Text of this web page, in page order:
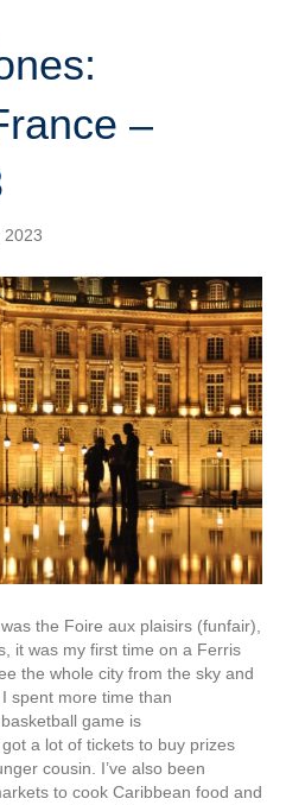
–
2023
the Foire aux plaisirs (funfair),
it was my first time on a Ferris
the whole city from the sky and
spent more time than
game is
a lot of tickets to buy prizes
cousin. I’ve also been
to cook Caribbean food and